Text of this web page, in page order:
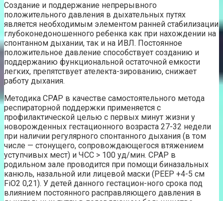
Создание и поддержание непрерывного
положительного давления в дыхательных путях
является необходимым элементом ранней стабилизации
глубоконедоношенного ребенка как при нахождении на
спонтанном дыхании, так и на ИВЛ. Постоянное
положительное давление способствует созданию и
поддержанию функциональной остаточной емкости
легких, препятствует ателекта-зированию, снижает
работу дыхания.
Методика СРАР в качестве самостоятельного метода
респираторной поддержки применяется с
профилактической целью с первых минут жизни у
новорожденных гестационного возраста 27-32 недели
при наличии регулярного спонтанного дыхания (в том
числе — стонущего, сопровождающегося втяжением
уступчивых мест) и ЧСС > 100 уд/мин. СРАР в
родильном зале проводится при помощи биназальных
канюль, назальной или лицевой маски (РЕЕР +4-5 см
FiO2 0,21). У детей данного гестацион-ного срока под
влиянием постоянного расправляющего давления в